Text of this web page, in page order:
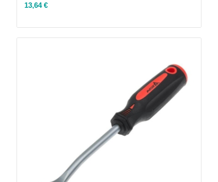
13,64€